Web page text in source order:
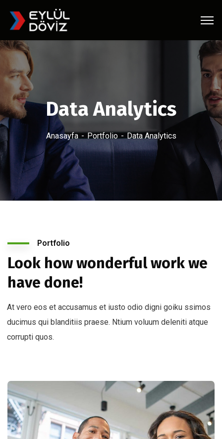
Data Analytics
Anasayfa Portfolio Data Analytics
Portfolio
Look how wonderful work we
have done!
At vero eos et accusamus et iusto odio digni goiku ssimos
ducimus qui blanditiis praese. Ntium voluum deleniti atque
corrupti quos.